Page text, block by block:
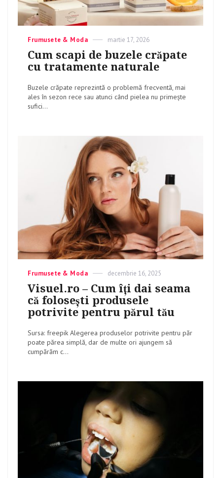
Categories
Frumusete & Moda
Posted
on
martie 17, 2026
Cum scapi de buzele crăpate
cu tratamente naturale
Buzele crăpate reprezintă o problemă frecventă, mai
ales în sezon rece sau atunci când pielea nu primește
sufici...
Categories
Frumusete & Moda
Posted
decembrie 16, 2025
Visuel.ro – Cum îți dai seama
că folosești produsele
potrivite pentru părul tău
Sursa: freepik Alegerea produselor potrivite pentru păr
poate părea simplă, dar de multe ori ajungem să
cumpărăm c...